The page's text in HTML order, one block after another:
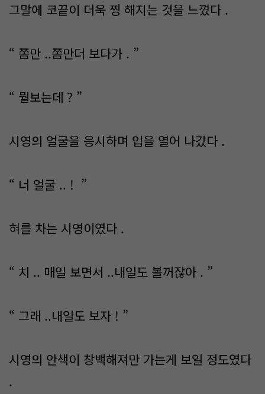
그말에 코끝이 더욱 찡 해지는 것을 느꼈다 .
“ 쫌만 ..쫌만더 보다가 . ”
“ 뭘보는데 ? ”
시영의 얼굴을 응시하며 입을 열어 나갔다 .
“ 너 얼굴 .. ! ”
혀를 차는 시영이였다 .
“ 치 .. 매일 보면서 ..내일도 볼꺼잖아 . ”
“ 그래 ..내일도 보자 ! ”
시영의 안색이 창백해져만 가는게 보일 정도였다
.